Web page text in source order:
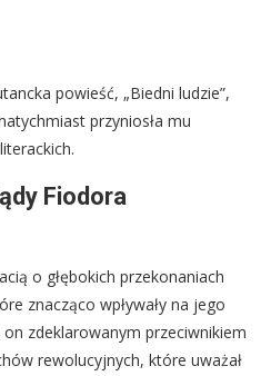
powieść, „Biedni ludzie”,
przyniosła mu
Fiodora
o głębokich przekonaniach
znacząco wpływały na jego
zdeklarowanym przeciwnikiem
rewolucyjnych, które uważał